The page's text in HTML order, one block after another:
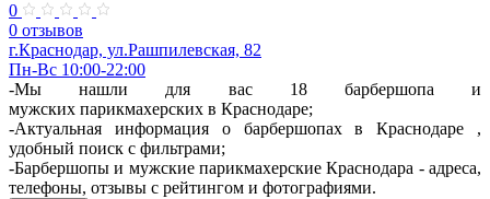
0
0 отзывов
г.Краснодар, ул.​Рашпилевская, 82
Пн-Вс 10:00-22:00
-Мы нашли для вас 18 барбершопа и
мужских парикмахерских в Краснодаре;
-Актуальная информация о барбершопах в Краснодаре ,
удобный поиск с фильтрами;
-Барбершопы и мужские парикмахерские Краснодара - адреса,
телефоны, отзывы с рейтингом и фотографиями.